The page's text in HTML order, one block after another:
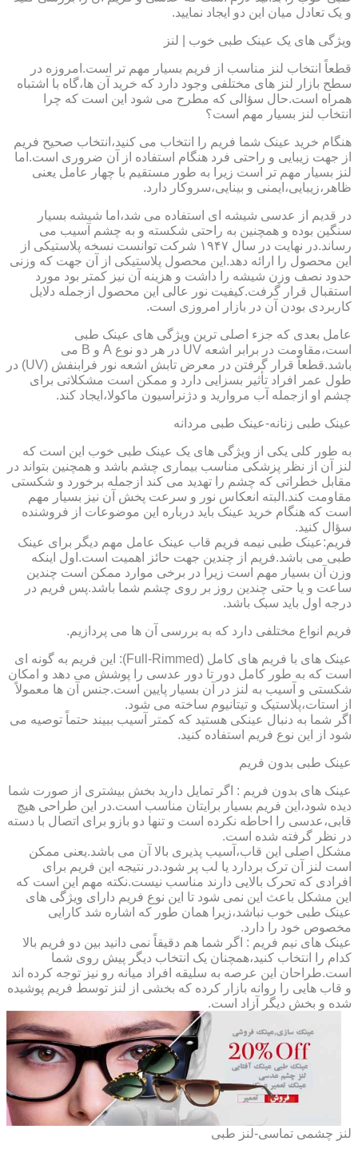
و یک تعادل میان این دو ایجاد نمایید.
ویژگی های یک عینک طبی خوب | لنز
قطعاً انتخاب لنز مناسب از فریم بسیار مهم تر است.امروزه در
سطح بازار لنز های مختلفی وجود دارد که خرید آن ها،گاه با اشتباه
همراه است.حال سؤالی که مطرح می شود این است که چرا
انتخاب لنز بسیار مهم است؟
هنگام خرید عینک شما فریم را انتخاب می کنید،انتخاب صحیح فریم
از جهت زیبایی و راحتی فرد هنگام استفاده از آن ضروری است.اما
لنز بسیار مهم تر است زیرا به طور مستقیم با چهار عامل یعنی
ظاهر،زیبایی،ایمنی و بینایی،سروکار دارد.
در قدیم از عدسی شیشه ای استفاده می شد،اما شیشه بسیار
سنگین بوده و همچنین به راحتی شکسته و به چشم آسیب می
رساند.در نهایت در سال ۱۹۴۷ شرکت توانست نسخه پلاستیکی از
این محصول را ارائه دهد.این محصول پلاستیکی از آن جهت که وزنی
حدود نصف وزن شیشه را داشت و هزینه آن نیز کمتر بود مورد
استقبال قرار گرفت.کیفیت نور عالی این محصول ازجمله دلایل
کاربردی بودن آن در بازار امروزی است.
عامل بعدی که جزء اصلی ترین ویژگی های عینک طبی
است،مقاومت در برابر اشعه UV در هر دو نوع A و B می
باشد.قطعاً قرار گرفتن در معرض تابش اشعه نور فرابنفش (UV) در
طول عمر افراد تأثیر بسزایی دارد و ممکن است مشکلاتی برای
چشم او ازجمله آب مروارید و دژنراسیون ماکولا،ایجاد کند.
عینک طبی زنانه-عینک طبی مردانه
به طور کلی یکی از ویژگی های یک عینک طبی خوب این است که
لنز آن از نظر پزشکی مناسب بیماری چشم باشد و همچنین بتواند در
مقابل خطراتی که چشم را تهدید می کند ازجمله برخورد و شکستی
مقاومت کند.البته انعکاس نور و سرعت پخش آن نیز بسیار مهم
است که هنگام خرید عینک باید درباره این موضوعات از فروشنده
سؤال کنید.
فریم:عینک طبی نیمه فریم قاب عینک عامل مهم دیگر برای عینک
طبی می باشد.فریم از چندین جهت حائز اهمیت است.اول اینکه
وزن آن بسیار مهم است زیرا در برخی موارد ممکن است چندین
ساعت و یا حتی چندین روز بر روی چشم شما باشد.پس فریم در
درجه اول باید سبک باشد.
فریم انواع مختلفی دارد که به بررسی آن ها می پردازیم.
عینک های با فریم های کامل (Full-Rimmed): این فریم به گونه ای
است که به طور کامل دور تا دور عدسی را پوشش می دهد و امکان
شکستی و آسیب به لنز در آن بسیار پایین است.جنس آن ها معمولاً
از استات،پلاستیک و تیتانیوم ساخته می شود.
اگر شما به دنبال عینکی هستید که کمتر آسیب ببیند حتماً توصیه می
شود از این نوع فریم استفاده کنید.
عینک طبی بدون فریم
عینک های بدون فریم : اگر تمایل دارید بخش بیشتری از صورت شما
دیده شود،این فریم بسیار برایتان مناسب است.در این طراحی هیچ
قابی،عدسی را احاطه نکرده است و تنها دو بازو برای اتصال با دسته
در نظر گرفته شده است.
مشکل اصلی این قاب،آسیب پذیری بالا آن می باشد.یعنی ممکن
است لنز آن ترک بردارد یا لب پر شود.در نتیجه این فریم برای
افرادی که تحرک بالایی دارند مناسب نیست.نکته مهم این است که
این مشکل باعث این نمی شود تا این نوع فریم دارای ویژگی های
عینک طبی خوب نباشد،زیرا همان طور که اشاره شد کارایی
مخصوص خود را دارد.
عینک های نیم فریم : اگر شما هم دقیقاً نمی دانید بین دو فریم بالا
کدام را انتخاب کنید،همچنان یک انتخاب دیگر پیش روی شما
است.طراحان این عرصه به سلیقه افراد میانه رو نیز توجه کرده اند
و قاب هایی را روانه بازار کرده که بخشی از لنز توسط فریم پوشیده
شده و بخش دیگر آزاد است.
لنز چشمی تماسی-لنز طبی